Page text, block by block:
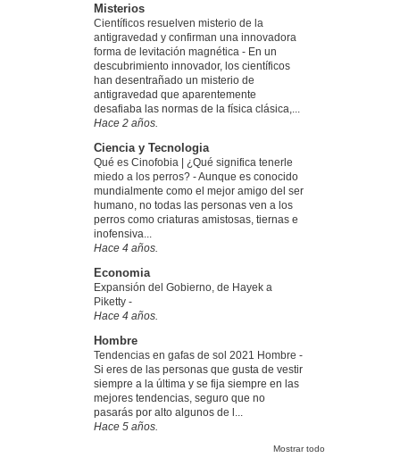
Misterios
Científicos resuelven misterio de la
antigravedad y confirman una innovadora
forma de levitación magnética - En un
descubrimiento innovador, los científicos
han desentrañado un misterio de
antigravedad que aparentemente
desafiaba las normas de la física clásica,...
Hace 2 años.
Ciencia y Tecnologia
Qué es Cinofobia | ¿Qué significa tenerle
miedo a los perros? -Aunque es conocido
mundialmente como el mejor amigo del ser
humano, no todas las personas ven a los
perros como criaturas amistosas, tiernas e
inofensiva...
Hace 4 años.
Economia
Expansión del Gobierno, de Hayek a
Piketty -
Hace 4 años.
Hombre
Tendencias en gafas de sol 2021 Hombre -
Si eres de las personas que gusta de vestir
siempre a la última y se fija siempre en las
mejores tendencias, seguro que no
pasarás por alto algunos de l...
Hace 5 años.
Mostrar todo